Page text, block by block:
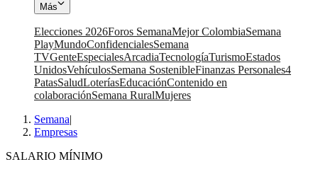
Más
Elecciones 2026Foros SemanaMejor ColombiaSemana
PlayMundoConfidencialesSemana
TVGenteEspecialesArcadiaTecnologíaTurismoEstados
UnidosVehículosSemana SostenibleFinanzas Personales4
PatasSaludLoteríasEducaciónContenido en
colaboraciónSemana RuralMujeres
Semana|
Empresas
SALARIO MÍNIMO